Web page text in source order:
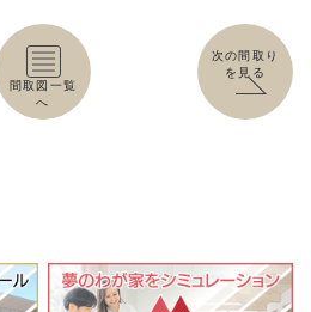
間取図一覧
へ
次の間取り
を見る